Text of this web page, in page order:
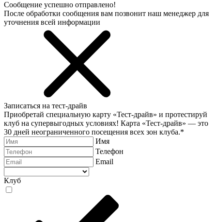
Сообщение успешно отправлено!
После обработки сообщения вам позвонит наш менеджер для
уточнения всей информации
Записаться на тест-драйв
Приобретай специальную карту «Тест-драйв» и протестируй
клуб на супервыгодных условиях! Карта «Тест-драйв» — это
30 дней неограниченного посещения всех зон клуба.*
Имя
Телефон
Email
Клуб